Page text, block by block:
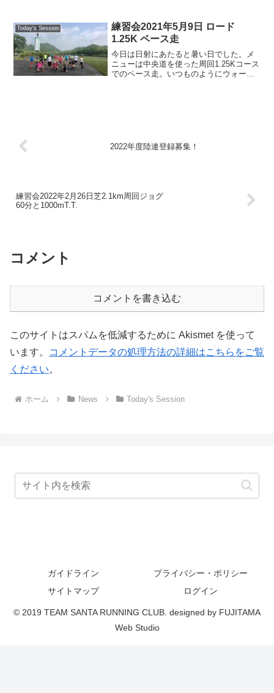
りがとうございます！スタートダッシ
ュ！ アニキは最後まで粘っ...
Today's Session
練習会2021年5月9日 ロード
1.25K ペース走
今日は日射にあたると暑い日でした。メ
ニューは中央道を使った周回1.25Kコース
でのペース走。いつものようにウォーム
2022年度陸連登録募集！
練習会2022年2月26日芝2.1km周回ジョグ
60分と1000mT.T.
コメント
コメントを書き込む
このサイトはスパムを低減するために Akismet を使って
います。
コメントデータの処理方法の詳細はこちらをご覧
ください。
ホーム News Today's Session
ガイドライン
プライバシー・ポリシー
サイトマップ
ログイン
© 2019 TEAM SANTA RUNNING CLUB. designed by FUJITAMA
Web Studio